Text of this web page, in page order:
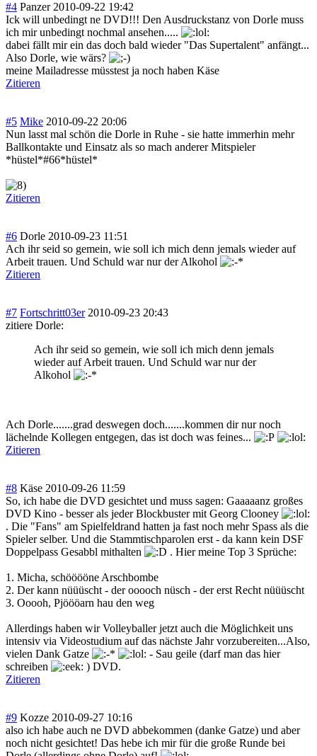
#4 Panzer 2010-09-22 19:42
Ick will unbedingt ne DVD!!! Den Ausdruckstanz von Dorle muss
ich mir unbedingt nochmal ansehen.....
dabei fällt mir ein das doch bald wieder "Das Supertalent" anfängt...
Also Dorle, wie wärs?
meine Mailadresse müsstest ja noch haben Käse
Zitieren
#5 Mike 2010-09-22 20:06
Nun lasst mal schön die Dorle in Ruhe - sie hatte immerhin mehr
Ballkontakte und Einsatz als so mach anderer Mitspieler
*hüstel*#66*hüstel*
Zitieren
#6 Dorle 2010-09-23 11:51
Ach ihr seid so gemein, wie soll ich mich denn jemals wieder auf
Arbeit trauen. Und Schuld war nur der Alkohol
Zitieren
#7 Fortschritt03er 2010-09-23 20:43
zitiere Dorle:
Ach ihr seid so gemein, wie soll ich mich denn jemals
wieder auf Arbeit trauen. Und Schuld war nur der
Alkohol
Ach Dorle.......grad deswegen doch.......kommen dir nur noch
lächelnde Kollegen entgegen, das ist doch was feines...
Zitieren
#8 Käse 2010-09-26 11:59
So, ich habe die DVD gesichtet und muss sagen: Gaaaaanz großes
DVD Kino - besser als jeder Blockbuster mit Georg Clooney
. Die "Fans" am Spielfeldrand hatten ja fast noch mehr Spass als die
Spieler selber. Und die Stammtischparolen erst - da kann kein DSF
Doppelpass Gesabbl mithalten
. Hier meine Top 3 Sprüche:
1. Micha, schööööne Arschbombe
2. Der kann nüüüscht - der ooooch nüsch - der erst Recht nüüüscht
3. Ooooh, Pjöööarn hau den weg
Allerdings haben wir Volleyballer jetzt auch die Möglichkeit uns
intensiv via Videostudium auf das nächste Jahr vorzubereiten...Also,
vielen Dank Gatze
- Sau geile (darf man das hier
schreiben
) DVD.
Zitieren
#9 Kozze 2010-09-27 10:16
also ich habe auch ne DVD abbekommen (danke Gatze) und aber
noch nicht gesichtet! Das hebe ich mir für die große Runde bei